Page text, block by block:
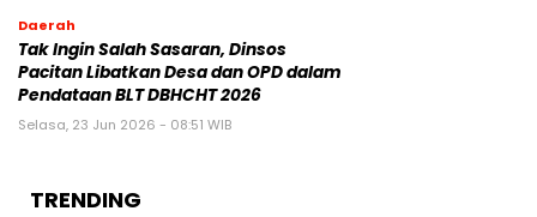
Daerah
Tak Ingin Salah Sasaran, Dinsos
Pacitan Libatkan Desa dan OPD dalam
Pendataan BLT DBHCHT 2026
Selasa, 23 Jun 2026 - 08:51 WIB
TRENDING